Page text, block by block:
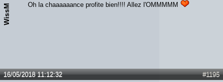
WissM Oh la chaaaaaance profite bien!!!! Allez l'OMMMMM
#1195
16/05/2018 11:12:32